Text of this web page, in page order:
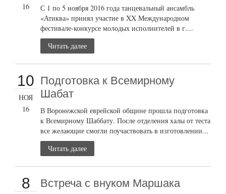
16
С 1 по 5 ноября 2016 года танцевальный ансамбль
«Атиква» принял участие в XX Международном
фестивале-конкурсе молодых исполнителей в г....
Читать далее
10
НОЯ
16
Подготовка к Всемирному
Шабат
В Воронежской еврейской общине прошла подготовка
к Всемирному Шаббату. После отделения халы от теста
все желающие смогли поучаствовать в изготовлении...
Читать далее
8 Встреча с внуком Маршака